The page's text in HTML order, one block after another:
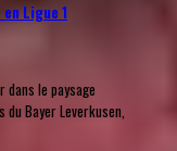
Ligue 1
le paysage
Bayer Leverkusen,